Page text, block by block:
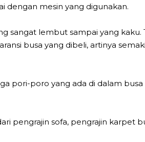
dengan mesin yang digunakan.
sangat lembut sampai yang
busa yang dibeli, artinya
pori-poro yang ada di dalam
pengrajin sofa, pengrajin karpet